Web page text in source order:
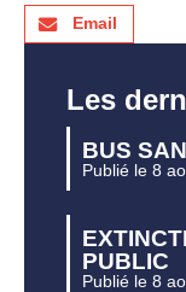
Email
Les
BUS
Publié le 8
PUBLIC
Publié le 8